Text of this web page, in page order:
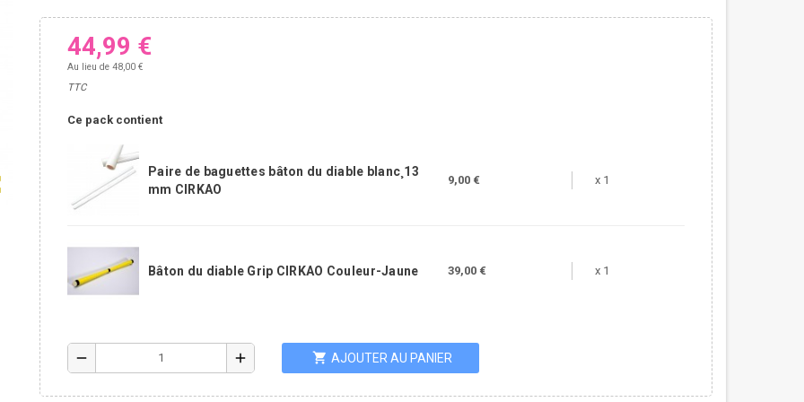
44,99 €
Au lieu de 48,00 €
TTC
Ce pack contient
Paire de baguettes bâton du diable blanc¸13
mm CIRKAO
9,00 € x 1
Bâton du diable Grip CIRKAO Couleur-Jaune 39,00 € x 1
remove add shopping_cart AJOUTER AU PANIER